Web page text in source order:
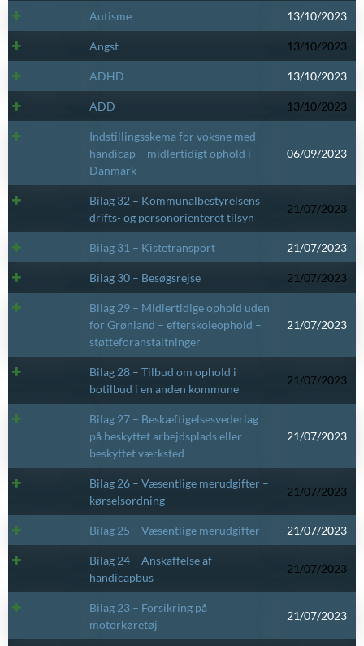
Autisme 13/10/2023
Angst 13/10/2023
ADHD 13/10/2023
ADD 13/10/2023
Indstillingsskema for voksne med
handicap – midlertidigt ophold i
Danmark
06/09/2023
Bilag 32 – Kommunalbestyrelsens
drifts- og personorienteret tilsyn
21/07/2023
Bilag 31 – Kistetransport 21/07/2023
Bilag 30 – Besøgsrejse 21/07/2023
Bilag 29 – Midlertidige ophold uden
for Grønland – efterskoleophold –
støtteforanstaltninger
21/07/2023
Bilag 28 – Tilbud om ophold i
botilbud i en anden kommune
21/07/2023
Bilag 27 – Beskæftigelsesvederlag
på beskyttet arbejdsplads eller
beskyttet værksted
21/07/2023
Bilag 26 – Væsentlige merudgifter –
kørselsordning
21/07/2023
Bilag 25 – Væsentlige merudgifter 21/07/2023
Bilag 24 – Anskaffelse af
handicapbus
21/07/2023
Bilag 23 – Forsikring på
motorkøretøj
21/07/2023